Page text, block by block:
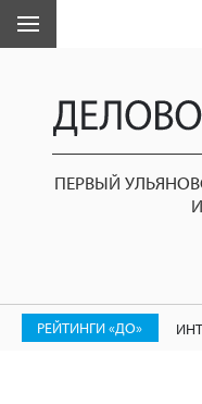
ПЕРВЫЙ
РЕЙТИНГИ «ДО»